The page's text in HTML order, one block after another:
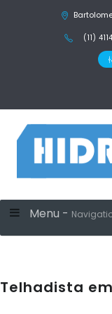
(11)
Menu -
Telhadista